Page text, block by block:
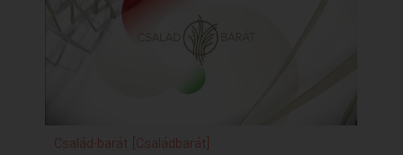
Család-barát [Családbarát]